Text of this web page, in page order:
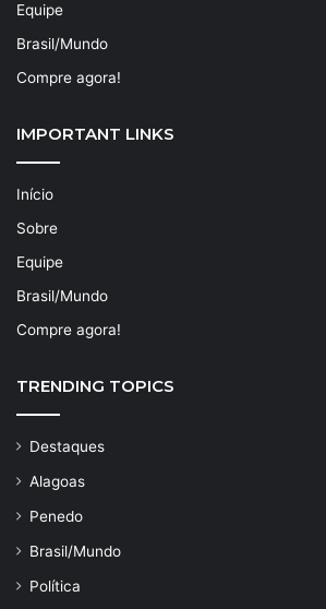
Equipe
Brasil/Mundo
Compre agora!
IMPORTANT LINKS
Início
Sobre
Equipe
Brasil/Mundo
Compre agora!
TRENDING TOPICS
Destaques
Alagoas
Penedo
Brasil/Mundo
Política